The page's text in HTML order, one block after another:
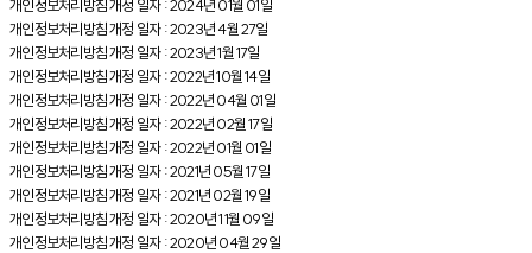
개인정보처리방침 개정 일자 : 2024년 01월 01일
개인정보처리방침 개정 일자 : 2023년 4월 27일
개인정보처리방침 개정 일자 : 2023년 1월 17일
개인정보처리방침 개정 일자 : 2022년 10월 14일
개인정보처리방침 개정 일자 : 2022년 04월 01일
개인정보처리방침 개정 일자 : 2022년 02월 17일
개인정보처리방침 개정 일자 : 2022년 01월 01일
개인정보처리방침 개정 일자 : 2021년 05월 17일
개인정보처리방침 개정 일자 : 2021년 02월 19일
개인정보처리방침 개정 일자 : 2020년 11월 09일
개인정보처리방침 개정 일자 : 2020년 04월 29일